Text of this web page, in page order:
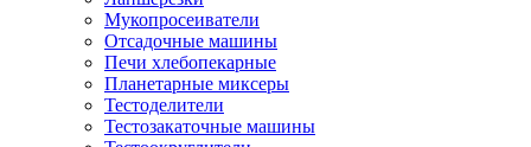
Мукопросеиватели
Отсадочные машины
Печи хлебопекарные
Планетарные миксеры
Тестоделители
Тестозакаточные машины